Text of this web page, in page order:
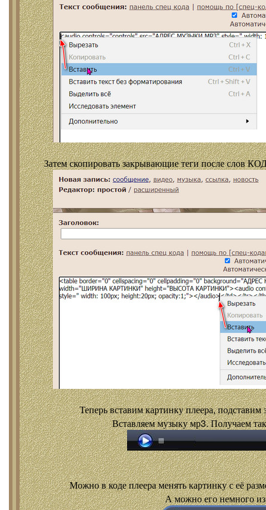
Затем скопировать закрывающие теги после слов
Теперь вставим картинку плеера, подставим
Вставляем музыку мр3. Получаем
Можно в коде плеера менять картинку с её
А можно его немного